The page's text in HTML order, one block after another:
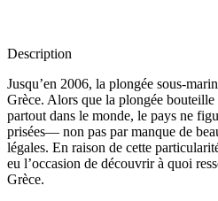
Description
Jusqu’en 2006, la plongée sous-
Grèce. Alors que la plongée
partout dans le monde, le pays ne
prisées— non pas par manque de
légales. En raison de cette
eu l’occasion de découvrir à quoi
Grèce.